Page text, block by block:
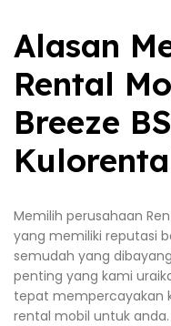
Alasan
Rental
Breeze
Memilih perusahaan
yang memiliki reputasi
semudah yang
penting yang kami
tepat mempercayakan
rental mobil untuk anda.